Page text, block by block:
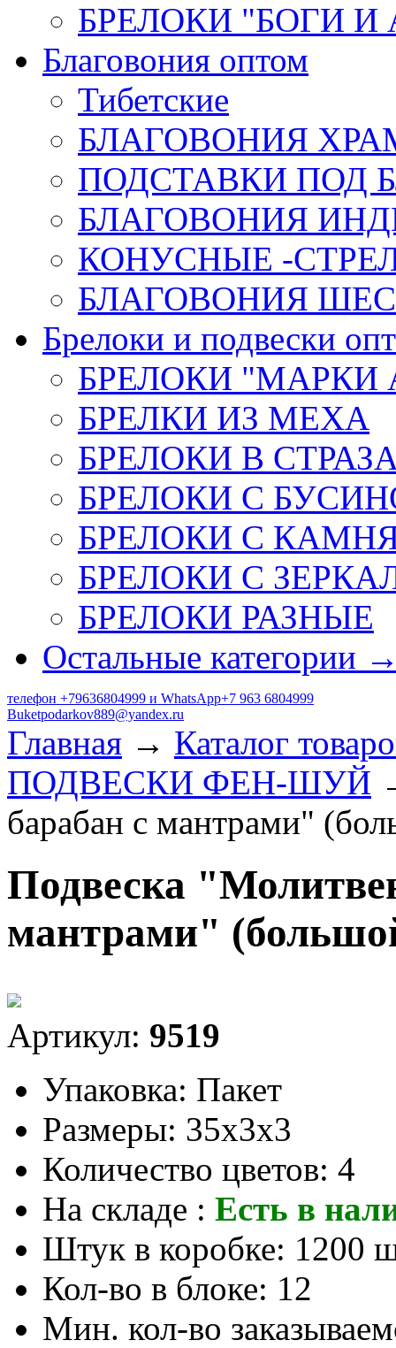
БРЕЛОКИ "БОГИ И
Благовония оптом
Тибетские
БЛАГОВОНИЯ
ПОДСТАВКИ ПОД
БЛАГОВОНИЯ
КОНУСНЫЕ -
БЛАГОВОНИЯ
Брелоки и подвески
БРЕЛОКИ "МАРКИ
БРЕЛКИ ИЗ МЕХА
БРЕЛОКИ В
БРЕЛОКИ С
БРЕЛОКИ С
БРЕЛОКИ С
БРЕЛОКИ РАЗНЫЕ
Остальные категории
телефон +79636804999 и WhatsApp+7 963 6804999
Buketpodarkov889@yandex.ru
Главная → Каталог
ПОДВЕСКИ ФЕН-ШУЙ
барабан с мантрами"
Подвеска
мантрами"
Артикул: 9519
Упаковка: Пакет
Размеры: 35x3x3
Количество цветов: 4
На складе : Есть в
Штук в коробке: 1200
Кол-во в блоке: 12
Мин. кол-во